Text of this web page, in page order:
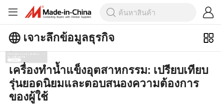
เจาะลึกข้อมูลธุรกิจ
สำรวจบทความยอดนิยมเพิ่มเติมบน
เจาะลึกข้อมูลธุรกิจ!
ดูเพิ่มเติม
เครื่องทำน้ำแข็งอุตสาหกรรม: เปรียบเทียบ
รุ่นยอดนิยมและตอบสนองความต้องการ
ของผู้ใช้